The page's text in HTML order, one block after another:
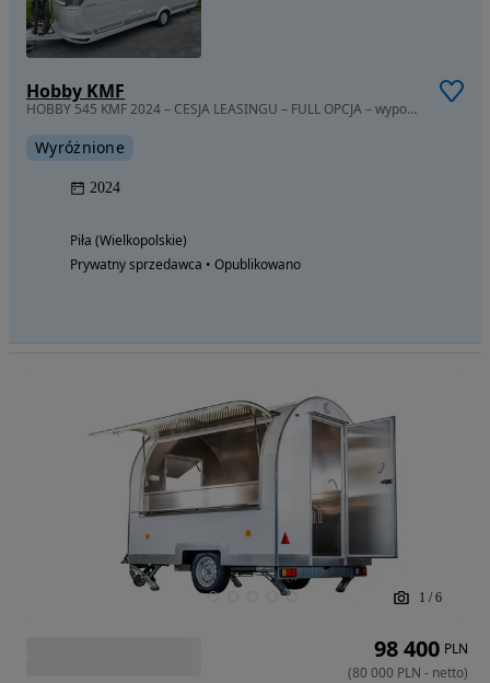
Hobby KMF
HOBBY 545 KMF 2024 – CESJA LEASINGU – FULL OPCJA – wyposażenie ok. 70
Wyróżnione
2024
Piła (Wielkopolskie)
Prywatny sprzedawca • Opublikowano
1 / 6
98 400 PLN
(80 000 PLN - netto)